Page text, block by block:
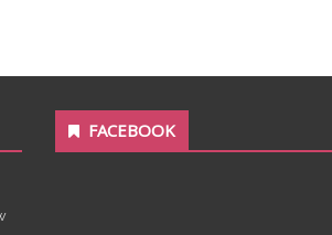
FACEBOOK